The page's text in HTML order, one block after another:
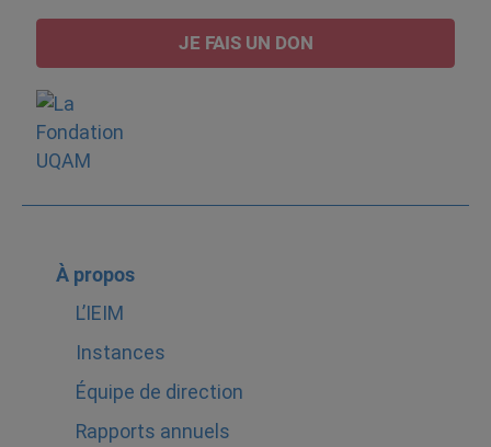
JE FAIS UN DON
À propos
L’IEIM
Instances
Équipe de direction
Rapports annuels